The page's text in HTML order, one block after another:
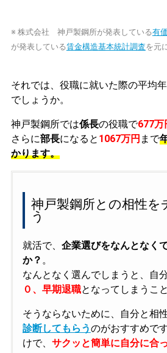
※ 株式会社 神戸製鋼所が発表している有
が発表している賃金構造基本統計調査を元
それでは、役職に就いた際の平均
でしょうか。
神戸製鋼所では係長の役職で677万
さらに部長になると 1067万円 まで
かります。
神戸製鋼所との相性を
う
就活で、 企業選びをなんとなく
か？ 。
なんとなく選んでしまうと、自
０、早期退職となってしまうこ
そうならないために、自分と相
診断してもらうのがおすすめで
けで、 サクッと簡単に自分に合